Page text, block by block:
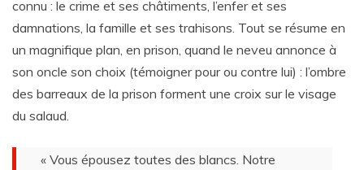
connu : le crime et ses châtiments, l’enfer et ses
damnations, la famille et ses trahisons. Tout se résume en
un magnifique plan, en prison, quand le neveu annonce à
son oncle son choix (témoigner pour ou contre lui) : l’ombre
des barreaux de la prison forment une croix sur le visage
du salaud.
« Vous épousez toutes des blancs. Notre